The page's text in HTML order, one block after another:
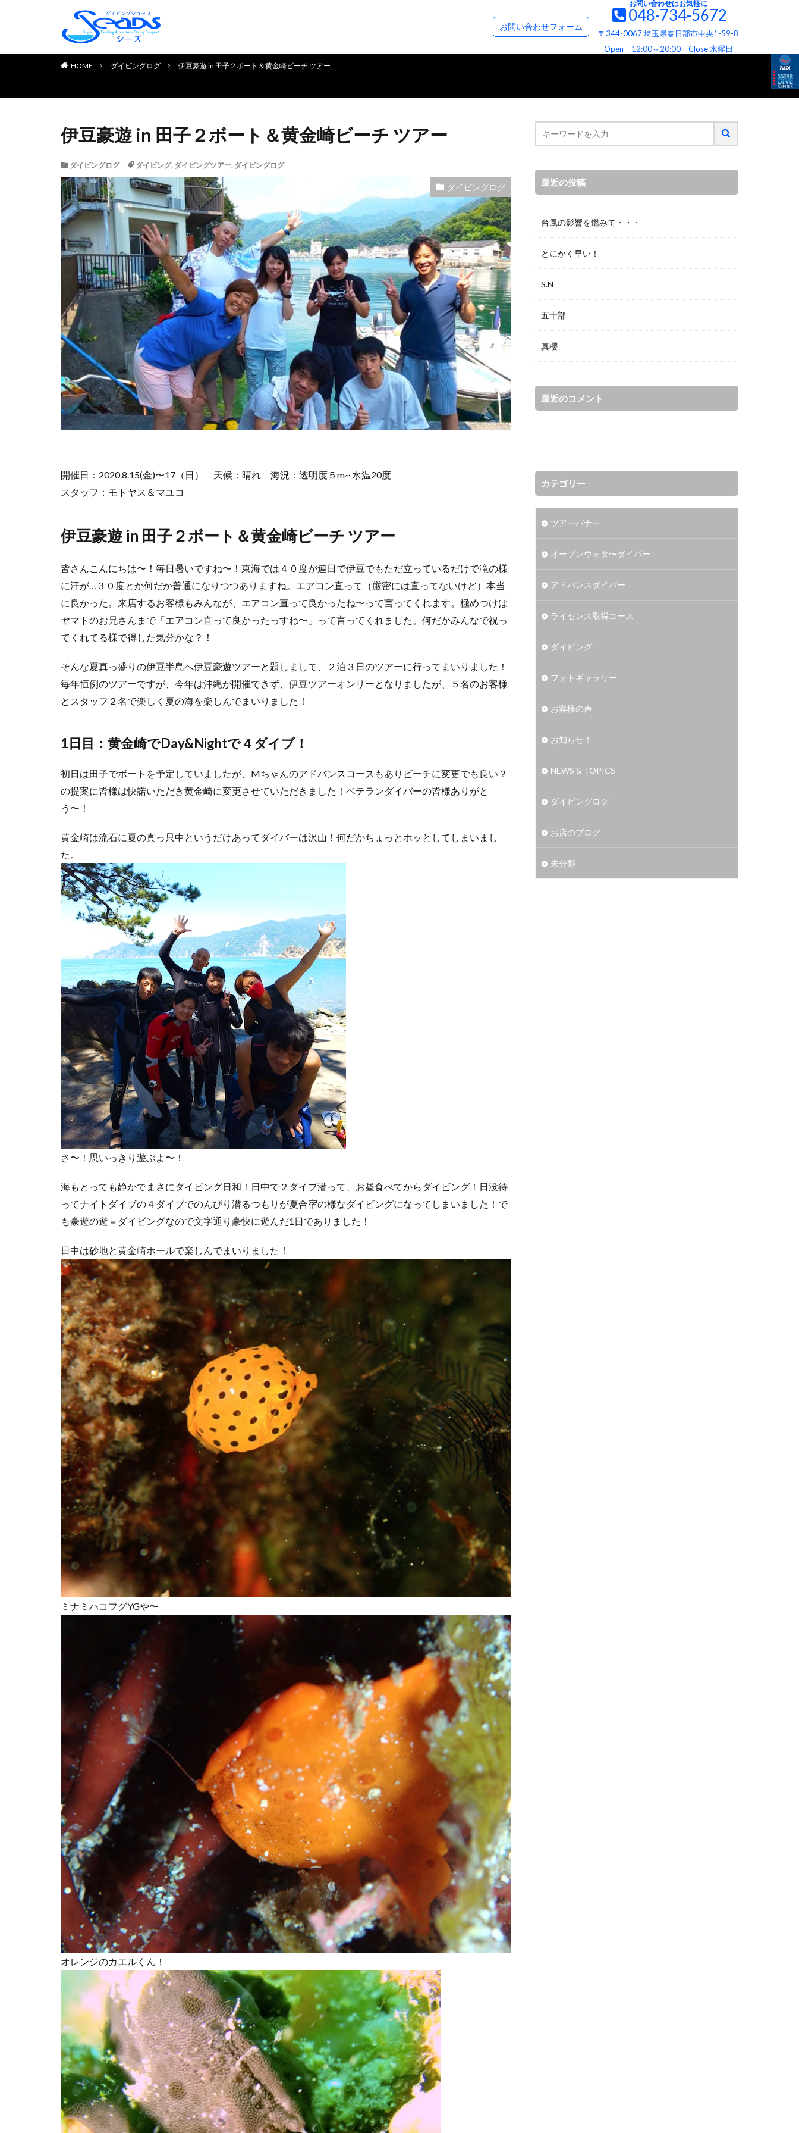
お問い合わせフォーム
お問い合わせはお気軽に
048-734-5672
〒344-0067 埼玉県春日部市中央1-59-8
Open 12:00～20:00 Close 水曜日
TOP PAGE SeaDsについて お問い合わせ＆資料請求フォーム
HOME ダイビングログ 伊豆豪遊 in 田子２ボート＆黄金崎ビーチ ツアー
伊豆豪遊 in 田子２ボート＆黄金崎ビーチ ツアー
ダイビングログ ダイビング, ダイビングツアー, ダイビングログ
ダイビングログ
開催日：2020.8.15(金)〜17（日） 天候：晴れ 海況：透明度５m~ 水温20度
スタッフ：モトヤス＆マユコ
伊豆豪遊 in 田子２ボート＆黄金崎ビーチ ツアー
皆さんこんにちは〜！毎日暑いですね〜！東海では４０度が連日で伊豆でもただ立っているだけで滝の様
に汗が…３０度とか何だか普通になりつつありますね。エアコン直って（厳密には直ってないけど）本当
に良かった。来店するお客様もみんなが、エアコン直って良かったね〜って言ってくれます。極めつけは
ヤマトのお兄さんまで「エアコン直って良かったっすね〜」って言ってくれました。何だかみんなで祝っ
てくれてる様で得した気分かな？！
そんな夏真っ盛りの伊豆半島へ伊豆豪遊ツアーと題しまして、２泊３日のツアーに行ってまいりました！
毎年恒例のツアーですが、今年は沖縄が開催できず、伊豆ツアーオンリーとなりましたが、５名のお客様
とスタッフ２名で楽しく夏の海を楽しんでまいりました！
1日目：黄金崎でDay&Nightで４ダイブ！
初日は田子でボートを予定していましたが、Mちゃんのアドバンスコースもありビーチに変更でも良い？
の提案に皆様は快諾いただき黄金崎に変更させていただきました！ベテランダイバーの皆様ありがと
う〜！
黄金崎は流石に夏の真っ只中というだけあってダイバーは沢山！何だかちょっとホッとしてしまいまし
た。
さ〜！思いっきり遊ぶよ〜！
海もとっても静かでまさにダイビング日和！日中で２ダイブ潜って、お昼食べてからダイビング！日没待
ってナイトダイブの４ダイブでのんびり潜るつもりが夏合宿の様なダイビングになってしまいました！で
も豪遊の遊＝ダイビングなので文字通り豪快に遊んだ1日でありました！
日中は砂地と黄金崎ホールで楽しんでまいりました！
ミナミハコフグYGや〜
オレンジのカエルくん！
最近の投稿
台風の影響を鑑みて・・・
とにかく早い！
S.N
五十部
真櫻
最近のコメント
カテゴリー
ツアーバナー
オープンウォタ〜ダイバー
アドバンスダイバー
ライセンス取得コース
ダイビング
フォトギャラリー
お客様の声
お知らせ！
NEWS & TOPICS
ダイビングログ
お店のブログ
未分類